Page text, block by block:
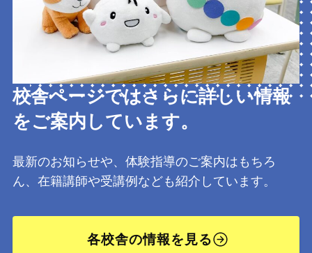
校舎ページではさらに詳しい情報
をご案内しています。
最新のお知らせや、体験指導のご案内はもちろ
ん、在籍講師や受講例なども紹介しています。
各校舎の情報を見る